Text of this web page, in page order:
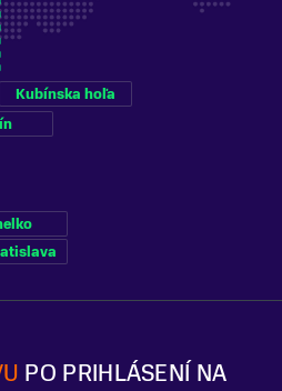
PO PRIHLÁSENÍ NA
Kubínska hoľa